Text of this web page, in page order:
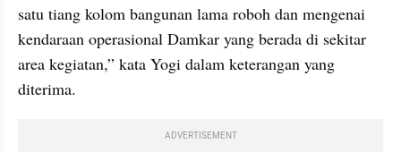
satu tiang kolom bangunan lama roboh dan mengenai
kendaraan operasional Damkar yang berada di sekitar
area kegiatan,” kata Yogi dalam keterangan yang
diterima.
ADVERTISEMENT